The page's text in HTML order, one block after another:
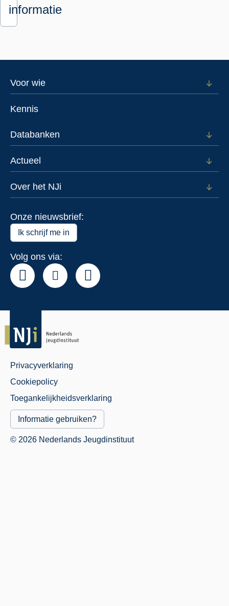
informatie
Footer
Voor wie
Open
Kennis
Databanken
Open
voor
Actueel
Open
voor
Over het NJi
Open
Onze nieuwsbrief:
Ik schrijf me in
Volg ons via:
Juridisch
Menu
Privacyverklaring
Cookiepolicy
Toegankelijkheidsverklaring
Informatie gebruiken?
© 2026 Nederlands Jeugdinstituut